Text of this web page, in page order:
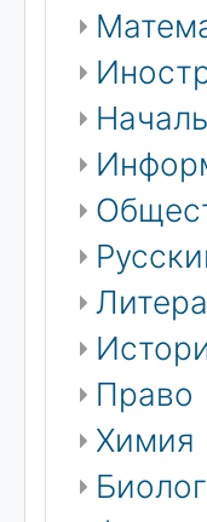
Право
Химия